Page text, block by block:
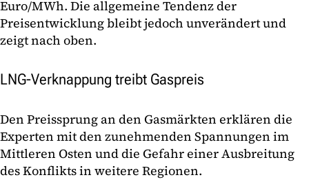
Euro/MWh. Die allgemeine Tendenz der
Preisentwicklung bleibt jedoch unverändert und
zeigt nach oben.
LNG-Verknappung treibt Gaspreis
Den Preissprung an den Gasmärkten erklären die
Experten mit den zunehmenden Spannungen im
Mittleren Osten und die Gefahr einer Ausbreitung
des Konflikts in weitere Regionen.